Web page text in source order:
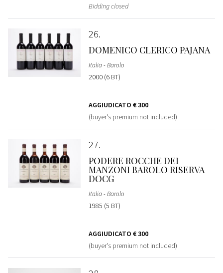
Bidding closed
26
DOMENICO CLERICO PAJANA
Italia - Barolo
2000 (6 BT)
AGGIUDICATO € 300
(buyer's premium not included)
27
PODERE ROCCHE DEI
MANZONI BAROLO RISERVA
DOCG
Italia - Barolo
1985 (5 BT)
AGGIUDICATO € 300
(buyer's premium not included)